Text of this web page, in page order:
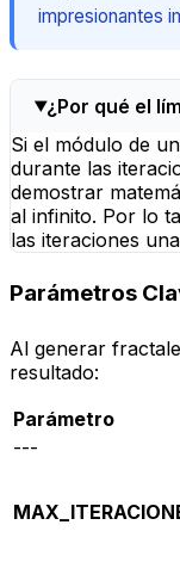
impresionantes
¿Por qué el
Si el módulo de
durante las
demostrar
al infinito. Por lo
las iteraciones
Parámetros
Al generar
resultado:
Parámetro
---